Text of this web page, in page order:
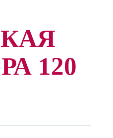
120